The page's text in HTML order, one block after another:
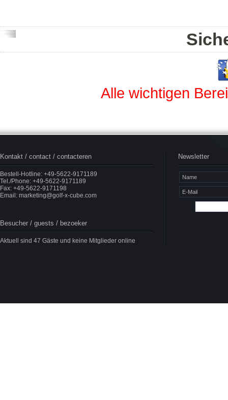
Alle wichtigen
Kontakt / contact / contacteren
Bestell-Hotline: +49-5622-9171189
Tel./Phone: +49-5622-9171189
Fax: +49-5622-9171198
Email: marketing@golf-x-cube.com
Besucher / guests / bezoeker
Aktuell sind 47 Gäste und keine Mitglieder online
Newsletter